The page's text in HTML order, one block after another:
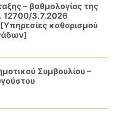
– βαθμολογίας της
12700/3.7.2026
καθαρισμού
Συμβουλίου –